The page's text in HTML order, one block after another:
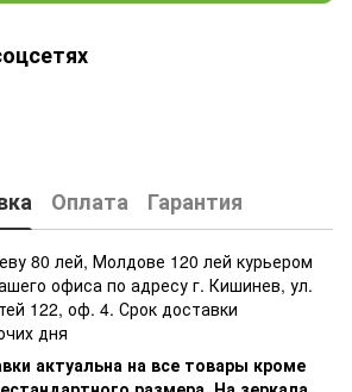
Оплата Гарантия
80 лей, Молдове 120 лей курьером
офиса по адресу г. Кишинев, ул.
122, оф. 4. Срок доставки
дня
актуальна на все товары кроме